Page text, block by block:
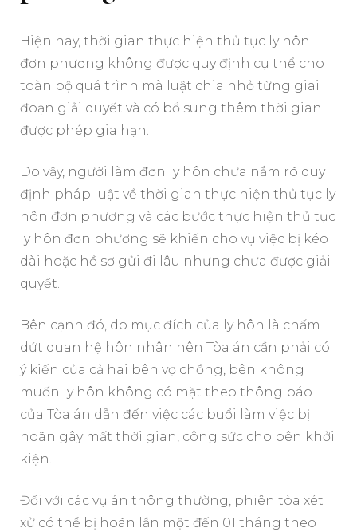
Hiện nay, thời gian thực hiện thủ tục ly hôn
đơn phương không được quy định cụ thể cho
toàn bộ quá trình mà luật chia nhỏ từng giai
đoạn giải quyết và có bổ sung thêm thời gian
được phép gia hạn.
Do vậy, người làm đơn ly hôn chưa nắm rõ quy
định pháp luật về thời gian thực hiện thủ tục ly
hôn đơn phương và các bước thực hiện thủ tục
ly hôn đơn phương sẽ khiến cho vụ việc bị kéo
dài hoặc hồ sơ gửi đi lâu nhưng chưa được giải
quyết.
Bên cạnh đó, do mục đích của ly hôn là chấm
dứt quan hệ hôn nhân nên Tòa án cần phải có
ý kiến của cả hai bên vợ chồng, bên không
muốn ly hôn không có mặt theo thông báo
của Tòa án dẫn đến việc các buổi làm việc bị
hoãn gây mất thời gian, công sức cho bên khởi
kiện.
Đối với các vụ án thông thường, phiên tòa xét
xử có thể bị hoãn lần một đến 01 tháng theo